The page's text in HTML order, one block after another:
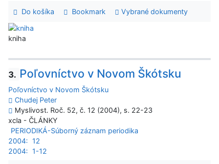
Do košíka Bookmark Vybrané dokumenty
kniha
3. Poľovníctvo v Novom Škótsku
Poľovníctvo v Novom Škótsku
Chudej Peter
Myslivost. Roč. 52, č. 12 (2004), s. 22-23
xcla - ČLÁNKY
PERIODIKÁ-Súborný záznam periodika
2004:
12
2004:
1-12